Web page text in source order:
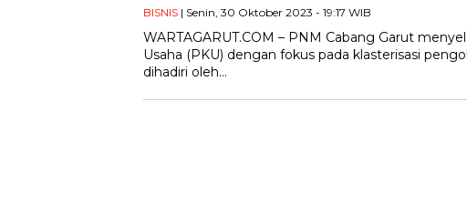
BISNIS | Senin, 30 Oktober 2023 - 19:17 WIB
WARTAGARUT.COM – PNM Cabang Garut
Usaha (PKU) dengan fokus pada klasterisasi
dihadiri oleh…